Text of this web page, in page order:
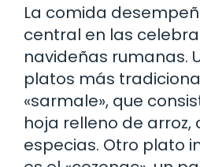
La comida
central en las
navideñas rumanas.
platos más
«sarmale», que
hoja relleno de arroz,
especias. Otro plato